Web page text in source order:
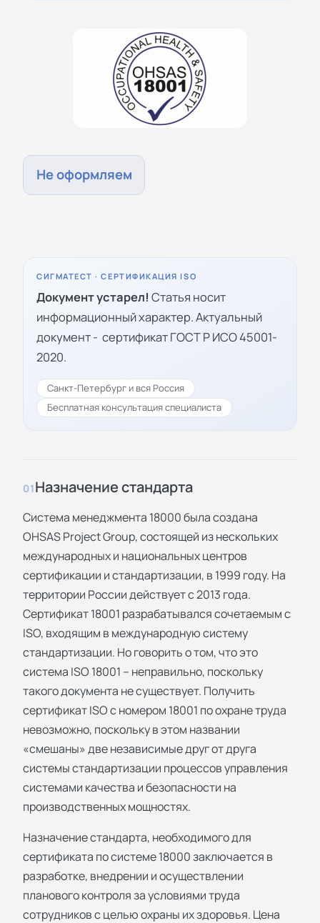
Не оформляем
СИГМАТЕСТ · СЕРТИФИКАЦИЯ ISO
Документ устарел! Статья носит
информационный характер. Актуальный
документ - сертификат ГОСТ Р ИСО 45001-
2020.
Санкт-Петербург и вся Россия
Бесплатная консультация специалиста
01Назначение стандарта
Система менеджмента 18000 была создана
OHSAS Project Group, состоящей из нескольких
международных и национальных центров
сертификации и стандартизации, в 1999 году. На
территории России действует с 2013 года.
Сертификат 18001 разрабатывался сочетаемым с
ISO, входящим в международную систему
стандартизации. Но говорить о том, что это
система ISO 18001 – неправильно, поскольку
такого документа не существует. Получить
сертификат ISO с номером 18001 по охране труда
невозможно, поскольку в этом названии
«смешаны» две независимые друг от друга
системы стандартизации процессов управления
системами качества и безопасности на
производственных мощностях.
Назначение стандарта, необходимого для
сертификата по системе 18000 заключается в
разработке, внедрении и осуществлении
планового контроля за условиями труда
сотрудников с целью охраны их здоровья. Цена